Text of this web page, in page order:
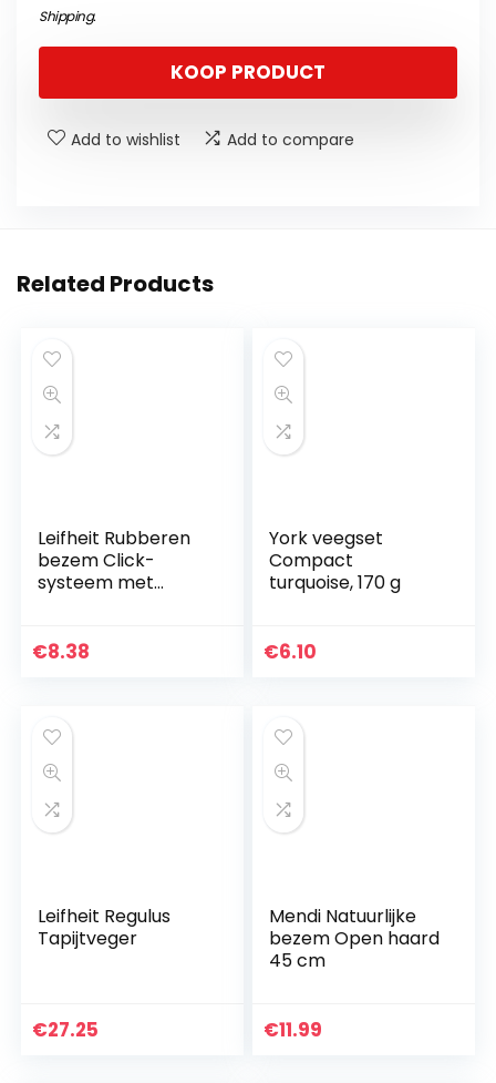
Shipping.
KOOP PRODUCT
Add to wishlist Add to compare
Related Products
Leifheit Rubberen
bezem Click-
systeem met
en
€8.38
York veegset
Compact
turquoise, 170 g
€6.10
Leifheit Regulus
Tapijtveger
€27.25
Mendi Natuurlijke
bezem Open haard
45 cm
€11.99